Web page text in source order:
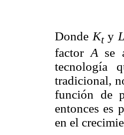
Donde Kty L
factor A se
tecnología
tradicional,
función de
entonces es
en el